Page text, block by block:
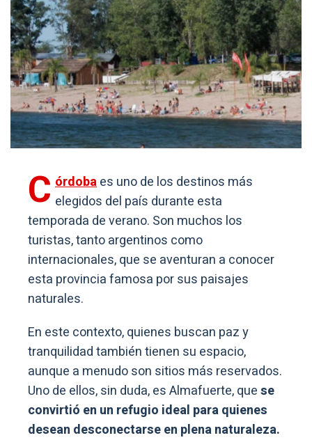
C órdobaes uno de los destinos más
elegidos del país durante esta
temporada de verano. Son muchos los
turistas, tanto argentinos como
internacionales, que se aventuran a conocer
esta provincia famosa por sus paisajes
naturales.
En este contexto, quienes buscan paz y
tranquilidad también tienen su espacio,
aunque a menudo son sitios más reservados.
Uno de ellos, sin duda, es Almafuerte, quese
convirtió en un refugio ideal para quienes
desean desconectarse en plena naturaleza.